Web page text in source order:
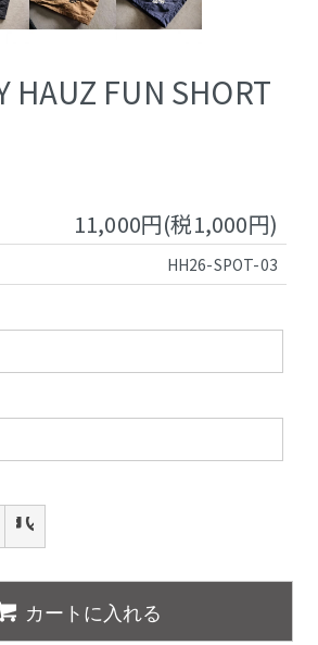
HAUZ FUN SHORT
11,000円(税1,000円)
HH26-SPOT-03
カートに入れる